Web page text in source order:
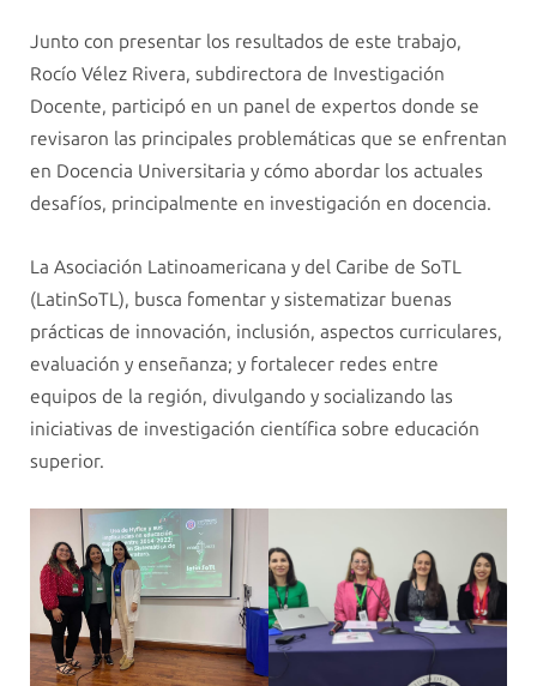
Junto con presentar los resultados de este trabajo,
Rocío Vélez Rivera, subdirectora de Investigación
Docente, participó en un panel de expertos donde se
revisaron las principales problemáticas que se enfrentan
en Docencia Universitaria y cómo abordar los actuales
desafíos, principalmente en investigación en docencia.
La Asociación Latinoamericana y del Caribe de SoTL
(LatinSoTL), busca fomentar y sistematizar buenas
prácticas de innovación, inclusión, aspectos curriculares,
evaluación y enseñanza; y fortalecer redes entre
equipos de la región, divulgando y socializando las
iniciativas de investigación científica sobre educación
superior.